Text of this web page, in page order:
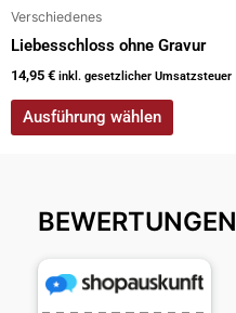
Verschiedenes
Liebesschloss ohne Gravur
14,95 € inkl. gesetzlicher Umsatzsteuer
Ausführung wählen
werden
BEWERTUNGEN